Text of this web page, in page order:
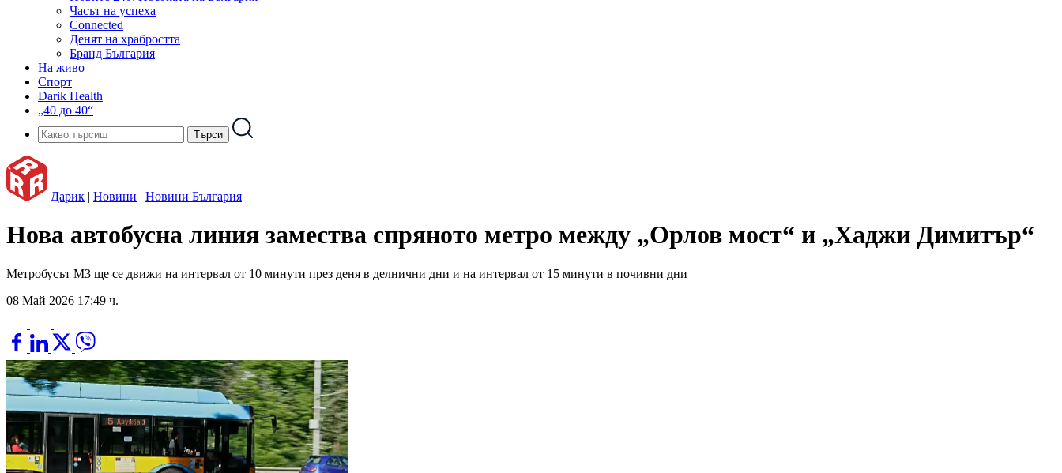
Часът на успеха
Connected
Денят на храбростта
Бранд България
На живо
Спорт
Darik Health
„40 до 40“
Дарик | Новини | Новини България
Нова автобусна линия замества спряното метро между „Орлов мост“ и „Хаджи Димитър“
Метробусът М3 ще се движи на интервал от 10 минути през деня в делнични дни и на интервал от 15 минути в почивни дни
08 Май 2026 17:49 ч.